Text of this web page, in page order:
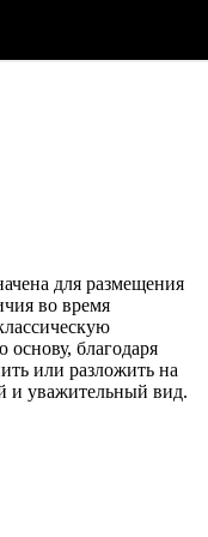
для размещения
во время
благодаря
или разложить на
и уважительный вид.